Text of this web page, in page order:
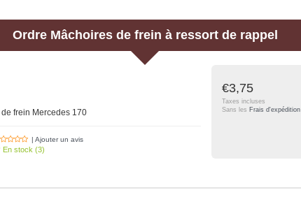
Ordre Mâchoires de frein à ressort de rappel
frein Mercedes 170
| Ajouter un avis
En stock (3)
€3,75
Taxes incluses
Sans les Frais d'expédition